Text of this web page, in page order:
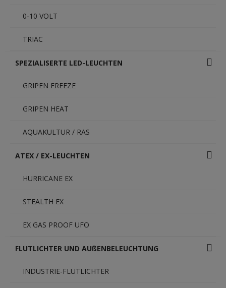
0-10 VOLT
TRIAC
SPEZIALISERTE LED-LEUCHTEN
GRIPEN FREEZE
GRIPEN HEAT
AQUAKULTUR / RAS
ATEX / EX-LEUCHTEN
HURRICANE EX
STEALTH EX
EX GAS PROOF UFO
FLUTLICHTER UND AUßENBELEUCHTUNG
INDUSTRIE-FLUTLICHTER